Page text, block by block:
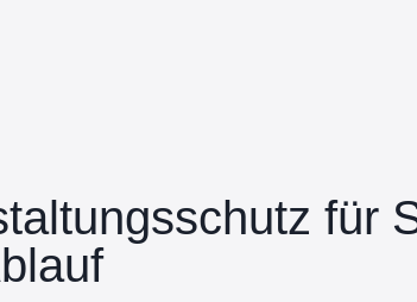
für